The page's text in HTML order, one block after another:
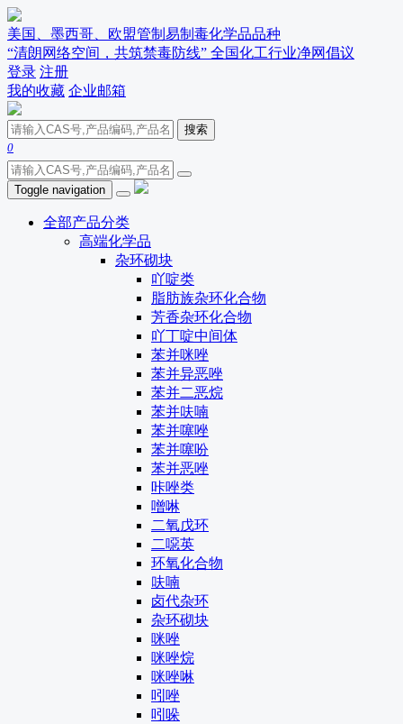
美国、墨西哥、欧盟管制易制毒化学品品种
“清朗网络空间，共筑禁毒防线” 全国化工行业净网倡议
登录 注册
我的收藏 企业邮箱
搜索
0
Toggle navigation
全部产品分类
高端化学品
杂环砌块
吖啶类
脂肪族杂环化合物
芳香杂环化合物
吖丁啶中间体
苯并咪唑
苯并异恶唑
苯并二恶烷
苯并呋喃
苯并噻唑
苯并噻吩
苯并恶唑
咔唑类
噌啉
二氧戊环
二噁英
环氧化合物
呋喃
卤代杂环
杂环砌块
咪唑
咪唑烷
咪唑啉
吲唑
吲哚